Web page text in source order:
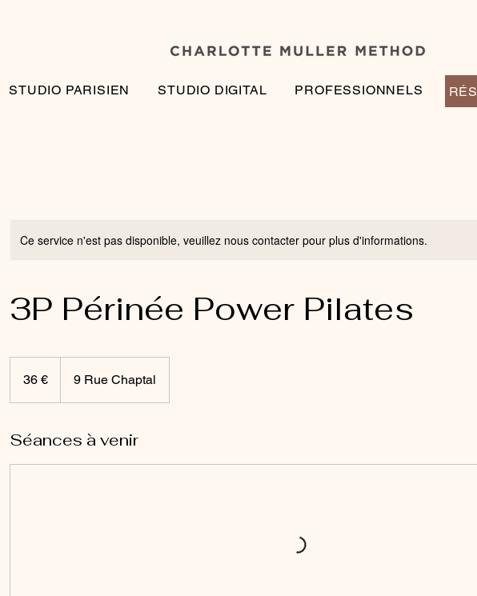
STUDIO PARISIEN STUDIO DIGITAL PROFESSIONNELS
Ce service n'est pas disponible, veuillez nous contacter pour plus d'informations.
3P Périnée Power Pilates
36 € 9 Rue Chaptal
Séances à venir